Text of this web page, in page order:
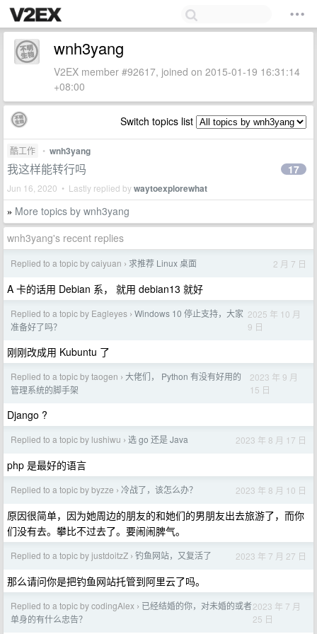
wnh3yang
V2EX member #92617, joined on 2015-01-19 16:31:14
+08:00
Switch topics list
酷工作 • wnh3yang
我这样能转行吗
Jun 16, 2020 • Lastly replied bywaytoexplorewhat
17
» More topics by wnh3yang
wnh3yang's recent replies
Replied to a topic by caiyuan › 求推荐 Linux 桌面 2 月 7 日
A 卡的话用 Debian 系， 就用 debian13 就好
Replied to a topic by Eagleyes › Windows 10 停止支持，大家
准备好了吗？
2025 年 10 月
9 日
刚刚改成用 Kubuntu 了
Replied to a topic by taogen › 大佬们， Python 有没有好用的
管理系统的脚手架
2023 年 9 月
15 日
Django ?
Replied to a topic by lushiwu › 选 go 还是 Java 2023 年 8 月 17 日
php 是最好的语言
Replied to a topic by byzze › 冷战了，该怎么办？ 2023 年 8 月 10 日
原因很简单，因为她周边的朋友的和她们的男朋友出去旅游了，而你
们没有去。攀比不过去了。要闹闹脾气。
Replied to a topic by justdoitzZ › 钓鱼网站，又复活了 2023 年 7 月 27 日
那么请问你是把钓鱼网站托管到阿里云了吗。
Replied to a topic by codingAlex › 已经结婚的你，对未婚的或者
单身的有什么忠告？
2023 年 7 月
25 日